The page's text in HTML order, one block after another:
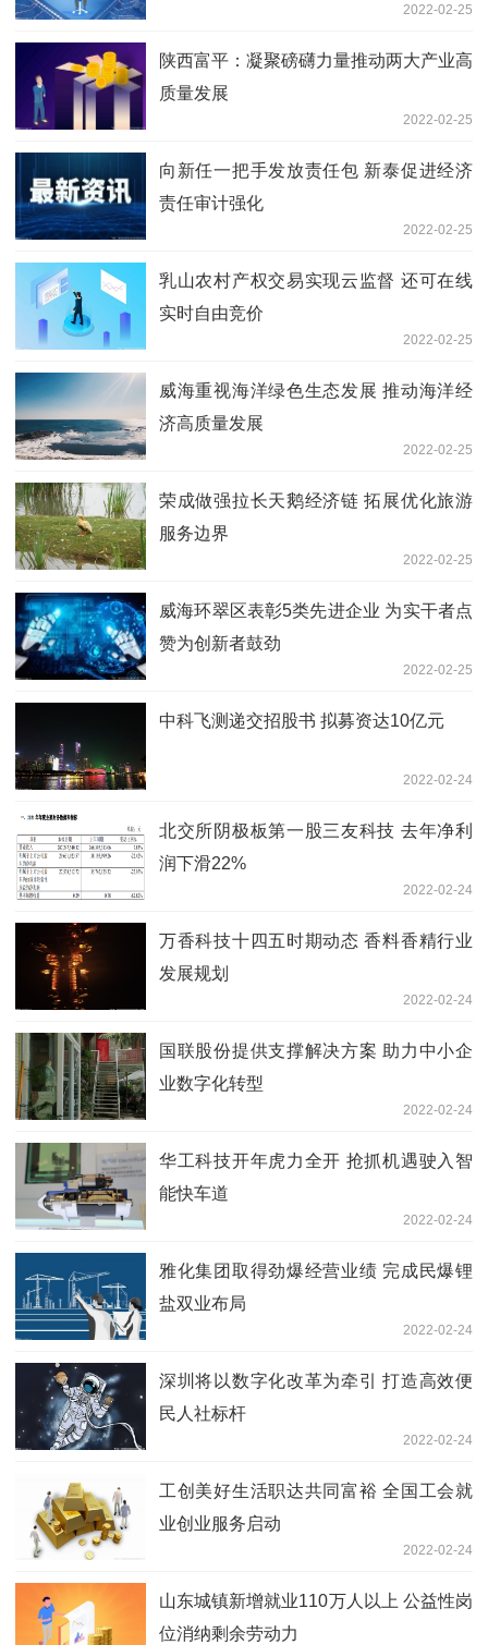
2022-02-25
陕西富平：凝聚磅礴力量推动两大产业高
质量发展
2022-02-25
向新任一把手发放责任包 新泰促进经济
责任审计强化
2022-02-25
乳山农村产权交易实现云监督 还可在线
实时自由竞价
2022-02-25
威海重视海洋绿色生态发展 推动海洋经
济高质量发展
2022-02-25
荣成做强拉长天鹅经济链 拓展优化旅游
服务边界
2022-02-25
威海环翠区表彰5类先进企业 为实干者点
赞为创新者鼓劲
2022-02-25
中科飞测递交招股书 拟募资达10亿元
2022-02-24
北交所阴极板第一股三友科技 去年净利
润下滑22%
2022-02-24
万香科技十四五时期动态 香料香精行业
发展规划
2022-02-24
国联股份提供支撑解决方案 助力中小企
业数字化转型
2022-02-24
华工科技开年虎力全开 抢抓机遇驶入智
能快车道
2022-02-24
雅化集团取得劲爆经营业绩 完成民爆锂
盐双业布局
2022-02-24
深圳将以数字化改革为牵引 打造高效便
民人社标杆
2022-02-24
工创美好生活职达共同富裕 全国工会就
业创业服务启动
2022-02-24
山东城镇新增就业110万人以上 公益性岗
位消纳剩余劳动力